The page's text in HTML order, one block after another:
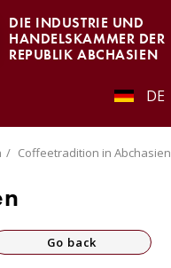
DIE INDUSTRIE UND
HANDELSKAMMER DER
REPUBLIK ABCHASIEN
DE
Coffeetradition in Abchasien
Go back